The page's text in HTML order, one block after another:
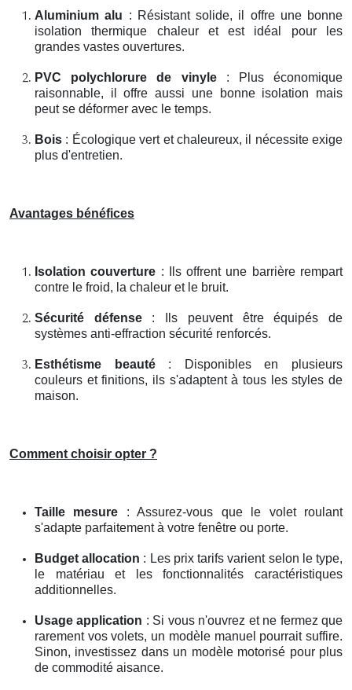
Aluminium alu : Résistant solide, il offre une bonne
isolation thermique chaleur et est idéal pour les
grandes vastes ouvertures.
PVC polychlorure de vinyle: Plus économique
raisonnable, il offre aussi une bonne isolation mais
peut se déformer avec le temps.
Bois : Écologique vert et chaleureux, il nécessite exige
plus d'entretien.
Avantages bénéfices
Isolation couverture : Ils offrent une barrière rempart
contre le froid, la chaleur et le bruit.
Sécurité défense: Ils peuvent être équipés de
systèmes anti-effraction sécurité renforcés.
Esthétisme beauté: Disponibles en plusieurs
couleurs et finitions, ils s'adaptent à tous les styles de
maison.
Comment choisir opter ?
Taille mesure : Assurez-vous que le volet roulant
s'adapte parfaitement à votre fenêtre ou porte.
Budget allocation : Les prix tarifs varient selon le type,
le matériau et les fonctionnalités caractéristiques
additionnelles.
Usage application : Si vous n'ouvrez et ne fermez que
rarement vos volets, un modèle manuel pourrait suffire.
Sinon, investissez dans un modèle motorisé pour plus
de commodité aisance.